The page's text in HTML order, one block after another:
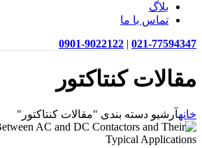
بلاگ
تماس با ما
021-77594347
|
0901-9022122
مقالات کنتاکتور
خانهآرشیو دسته بندی "مقالات کنتاکتور"